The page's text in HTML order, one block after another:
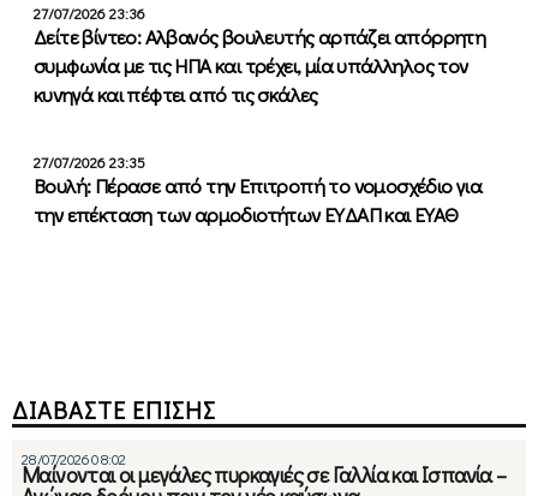
27/07/2026 23:36
Δείτε βίντεο: Αλβανός βουλευτής αρπάζει απόρρητη
συμφωνία με τις ΗΠΑ και τρέχει, μία υπάλληλος τον
κυνηγά και πέφτει από τις σκάλες
27/07/2026 23:35
Βουλή: Πέρασε από την Επιτροπή το νομοσχέδιο για
την επέκταση των αρμοδιοτήτων ΕΥΔΑΠ και ΕΥΑΘ
ΔΙΑΒΑΣΤΕ ΕΠΙΣΗΣ
28/07/2026 08:02
Μαίνονται οι μεγάλες πυρκαγιές σε Γαλλία και Ισπανία –